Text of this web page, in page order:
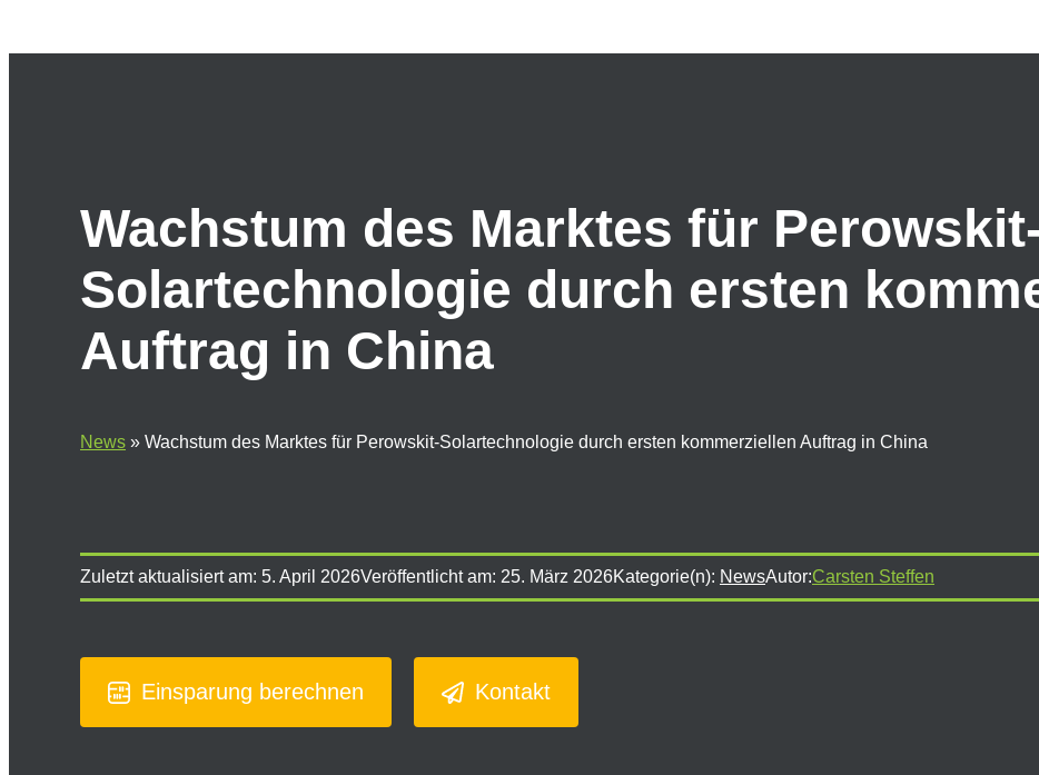
Wachstum des Marktes für
Solartechnologie durch ersten
Auftrag in China
News » Wachstum des Marktes für Perowskit-Solartechnologie durch ersten kommerziellen Auftrag in China
Zuletzt aktualisiert am: 5. April 2026Veröffentlicht am: 25. März 2026Kategorie(n): NewsAutor:Carsten Steffen
Einsparung berechnen Kontakt